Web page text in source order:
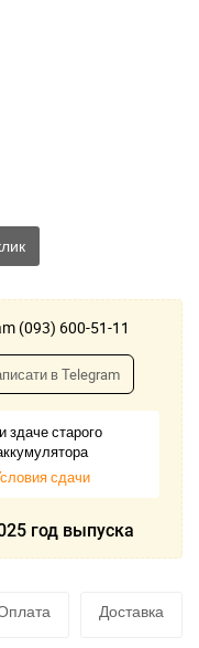
(093) 600-51-11
в Telegram
здаче старого
сдачи
год выпуска
Доставка